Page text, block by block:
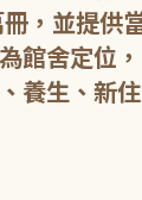
，並提供
館舍定位
養生、新